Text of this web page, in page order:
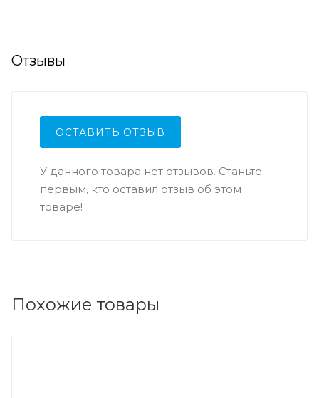
Отзывы
ОСТАВИТЬ ОТЗЫВ
У данного товара нет отзывов. Станьте
первым, кто оставил отзыв об этом
товаре!
Похожие товары